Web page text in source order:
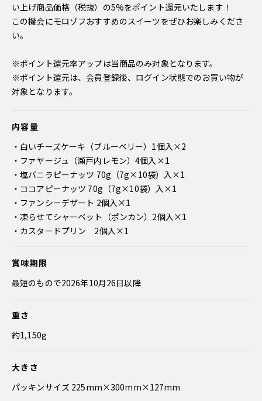
い上げ商品価格（税抜）の5%をポイント還元いたします！
この機会にモロゾフおすすめのスイーツをぜひお楽しみくださ
い。
※ポイント還元率アップは当商品のみ対象となります。
※ポイント還元は、会員登録後、ログイン状態でのお買い物が
対象となります。
内容量
・白いチーズケーキ（ブルーベリー）1個入×2
・ファヤージュ（瀬戸内レモン）4個入×1
・塩バニラピーナッツ 70g（7g×10袋）入×1
・ココアピーナッツ 70g（7g×10袋）入×1
・ファンシーデザート 2個入×1
・凍らせてシャーベット（ポンカン）2個入×1
・カスタードプリン 2個入×1
賞味期限
最短のもので2026年10月26日以降
重さ
約1,150g
大きさ
パッキンサイズ 225mm×300mm×127mm